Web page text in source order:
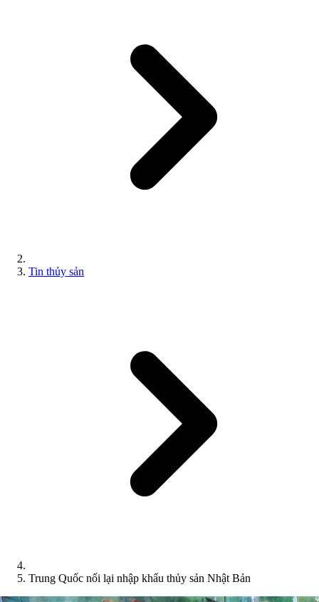
Tin thủy sản
Trung Quốc nối lại nhập khẩu thủy sản Nhật Bản